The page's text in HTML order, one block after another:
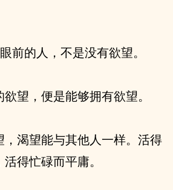
前的人，不是没有欲望。
望，便是能够拥有欲望。
，渴望能与其他人一样。活得
得忙碌而平庸。